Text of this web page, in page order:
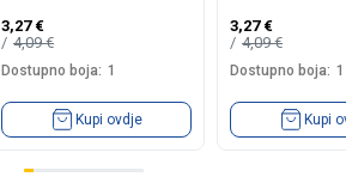
3,27 €
4,09€
Dostupno boja: 1
Kupi ovdje
3,27 €
4,09€
Dostupno boja: 1
Kupi